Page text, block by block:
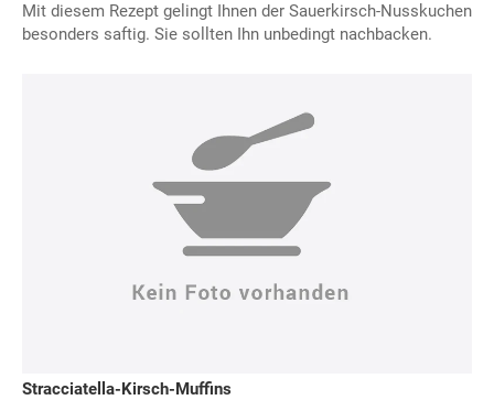
Mit diesem Rezept gelingt Ihnen der Sauerkirsch-Nusskuchen
besonders saftig. Sie sollten Ihn unbedingt nachbacken.
Stracciatella-Kirsch-Muffins